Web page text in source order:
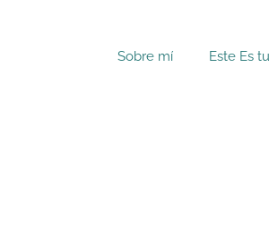
Sobre mí Este Es